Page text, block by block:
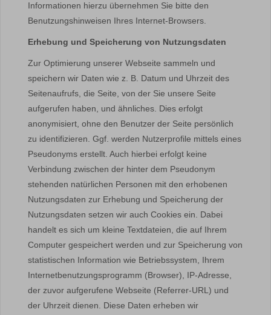
Informationen hierzu übernehmen Sie bitte den
Benutzungshinweisen Ihres Internet-Browsers.
Erhebung und Speicherung von Nutzungsdaten
Zur Optimierung unserer Webseite sammeln und
speichern wir Daten wie z. B. Datum und Uhrzeit des
Seitenaufrufs, die Seite, von der Sie unsere Seite
aufgerufen haben, und ähnliches. Dies erfolgt
anonymisiert, ohne den Benutzer der Seite persönlich
zu identifizieren. Ggf. werden Nutzerprofile mittels eines
Pseudonyms erstellt. Auch hierbei erfolgt keine
Verbindung zwischen der hinter dem Pseudonym
stehenden natürlichen Personen mit den erhobenen
Nutzungsdaten zur Erhebung und Speicherung der
Nutzungsdaten setzen wir auch Cookies ein. Dabei
handelt es sich um kleine Textdateien, die auf Ihrem
Computer gespeichert werden und zur Speicherung von
statistischen Information wie Betriebssystem, Ihrem
Internetbenutzungsprogramm (Browser), IP-Adresse,
der zuvor aufgerufene Webseite (Referrer-URL) und
der Uhrzeit dienen. Diese Daten erheben wir